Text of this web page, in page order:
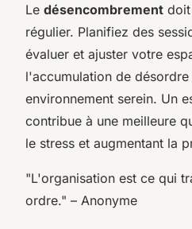
Le désencombrement
régulier. Planifiez des
évaluer et ajuster votre
l'accumulation de
environnement serein. Un
contribue à une meilleure
le stress et augmentant la
"L'organisation est ce qui
ordre." – Anonyme